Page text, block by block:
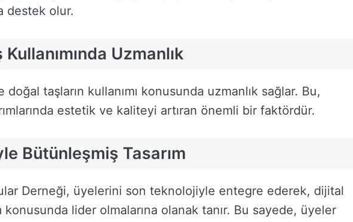
destek olur.
Uzmanlık
taşların kullanımı konusunda uzmanlık sağlar. Bu,
estetik ve kaliteyi artıran önemli bir faktördür.
Bütünleşmiş Tasarım
Derneği, üyelerini son teknolojiyle entegre ederek, dijital
konusunda lider olmalarına olanak tanır. Bu sayede, üyeler